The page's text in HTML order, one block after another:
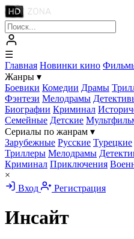
☰
Главная Новинки кино
Жанры ▾
Боевики Комедии Драмы
Фэнтези Мелодрамы
Биографии Криминал
Семейные Детские
Сериалы по жанрам ▾
Зарубежные Русские Турецкие
Триллеры Мелодрамы
Криминал Приключения
×
Вход
Регистрация
Инсайт